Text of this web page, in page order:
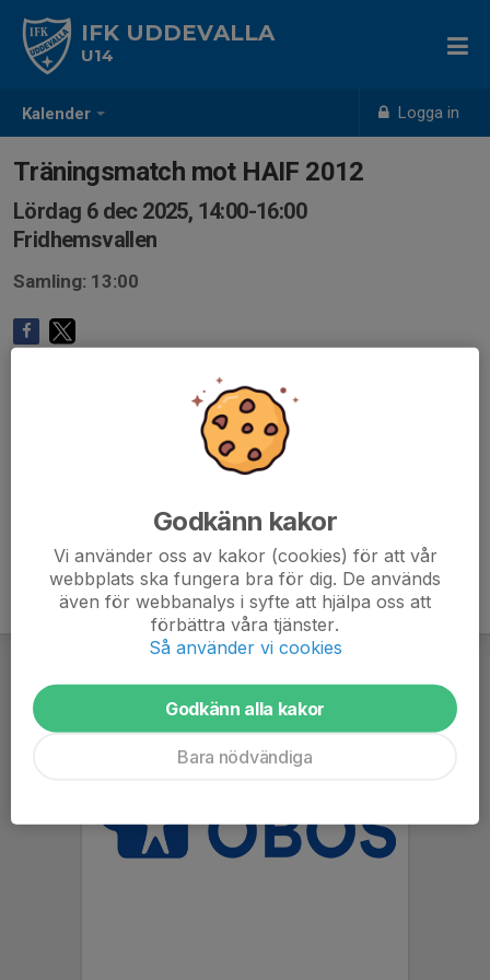
Kalender Logga in
IFK UDDEVALLA
U14
Träningsmatch mot HAIF 2012
Lördag 6 dec 2025, 14:00-16:00
Fridhemsvallen
Samling: 13:00
Godkänn kakor
Vi använder oss av kakor (cookies) för att vår
webbplats ska fungera bra för dig. De används
även för webbanalys i syfte att hjälpa oss att
förbättra våra tjänster.
Så använder vi cookies
Godkänn alla kakor
Bara nödvändiga